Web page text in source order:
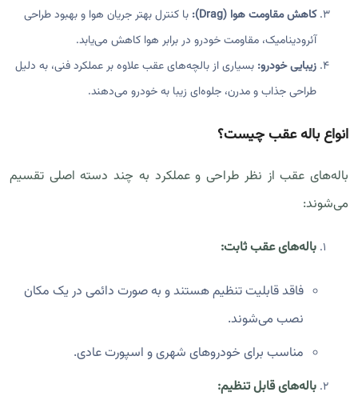
کاهش مقاومت هوا (Drag):
با کنترل بهتر جریان هوا و بهبود طراحی
آئرودینامیک، مقاومت خودرو در برابر هوا کاهش می‌یابد.
زیبایی خودرو: بسیاری از بالچه‌های عقب علاوه بر عملکرد فنی، به دلیل
طراحی جذاب و مدرن، جلوه‌ای زیبا به خودرو می‌دهند.
انواع باله عقب چیست؟
باله‌های عقب از نظر طراحی و عملکرد به چند دسته اصلی تقسیم
می‌شوند:
باله‌های عقب ثابت:
فاقد قابلیت تنظیم هستند و به صورت دائمی در یک مکان
نصب می‌شوند.
مناسب برای خودروهای شهری و اسپورت عادی.
باله‌های قابل تنظیم: